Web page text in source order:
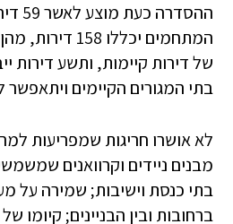
של דירות קיימות, ותשע דירות
בתי המגורים הקיימים ויתאפשר
לא אושרו חריגות שמפריעות
מבנים ניידים וקרוואנים
בתי כנסת וישיבות; שמירה על
ברחובות ובין הבניינים; קיומו